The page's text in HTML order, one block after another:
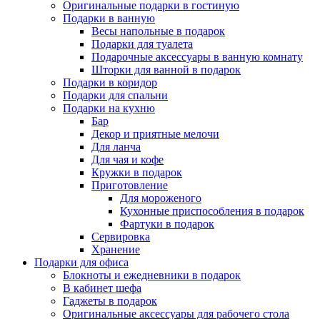
Оригинальные подарки в гостиную
Подарки в ванную
Весы напольные в подарок
Подарки для туалета
Подарочные аксессуары в ванную комнату
Шторки для ванной в подарок
Подарки в коридор
Подарки для спальни
Подарки на кухню
Бар
Декор и приятные мелочи
Для ланча
Для чая и кофе
Кружки в подарок
Приготовление
Для мороженого
Кухонные приспособления в подарок
Фартуки в подарок
Сервировка
Хранение
Подарки для офиса
Блокноты и ежедневники в подарок
В кабинет шефа
Гаджеты в подарок
Оригинальные аксессуары для рабочего стола